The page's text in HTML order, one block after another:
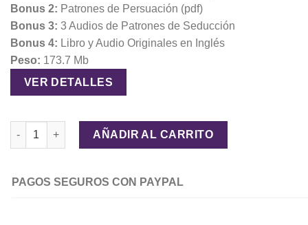
Bonus 2: Patrones de Persuación (pdf)
Bonus 3: 3 Audios de Patrones de Seducción
Bonus 4: Libro y Audio Originales en Inglés
Peso: 173.7 Mb
VER DETALLES
La Secuencia del Hombre de Octubre 1 y 2 cantidad
AÑADIR AL CARRITO
PAGOS SEGUROS CON PAYPAL